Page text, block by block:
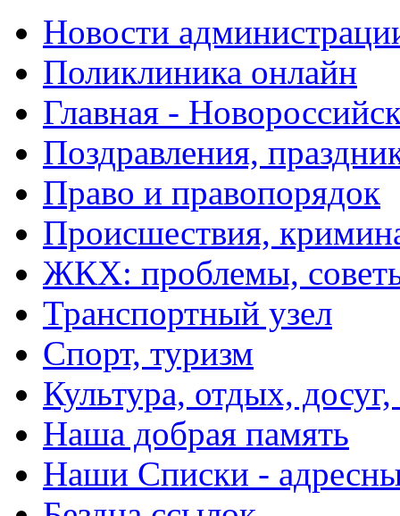
Новости
Поликлиника онлайн
Главная -
Поздравления,
Право и правопорядок
Происшествия,
ЖКХ: проблемы,
Транспортный узел
Спорт, туризм
Культура, отдых,
Наша добрая память
Наши Списки -